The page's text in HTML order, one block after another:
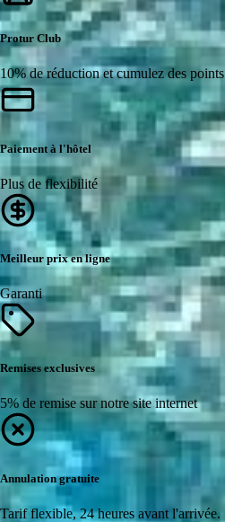
Protur Club
10% de réduction et cumulez des points
Paiement à l'hôtel
Plus de flexibilité
Meilleur prix en ligne
Garanti
Remises exclusives
5% de remise sur notre site internet
Annulation gratuite
Tarif flexible, 24 heures avant l'arrivée.